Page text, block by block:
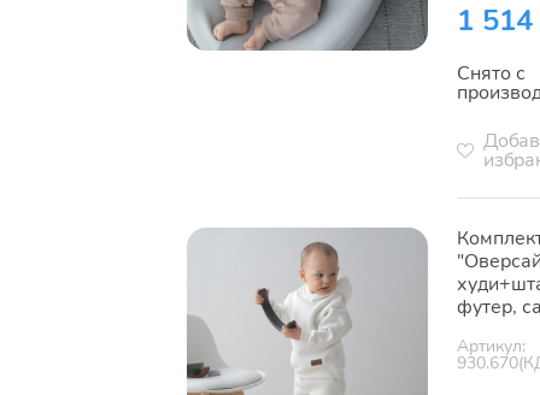
1
Снято с
футер,
Артикул: